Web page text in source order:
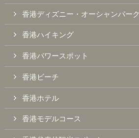
香港ディズニー・オーシャンパーク
香港ハイキング
香港パワースポット
香港ビーチ
香港ホテル
香港モデルコース